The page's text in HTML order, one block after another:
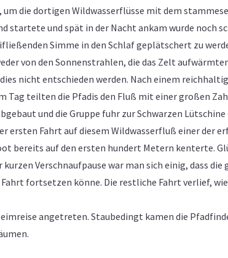
um die dortigen Wildwasserflüsse mit dem
startete und spät in der Nacht ankam wurde noch
Simme in den Schlaf geplätschert zu
von den Sonnenstrahlen, die das Zelt
nicht entschieden werden. Nach einem
Tag teilten die Pfadis den Fluß mit einer großen
und die Gruppe fuhr zur Schwarzen
ersten Fahrt auf diesem Wildwasserfluß einer der
bereits auf den ersten hundert Metern kenterte.
Verschnaufpause war man sich einig, dass
Fahrt fortsetzen könne. Die restliche Fahrt verlief,
angetreten. Staubedingt kamen die